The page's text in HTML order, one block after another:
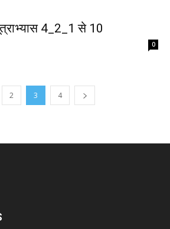
4_2_1 से 10
0
2 3 4